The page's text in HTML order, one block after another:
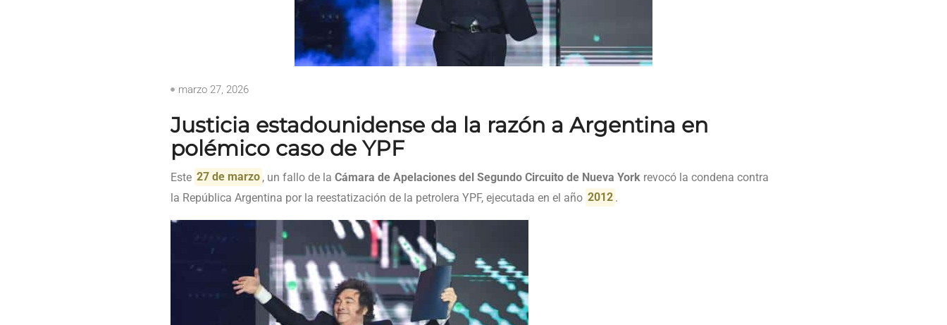
marzo 27, 2026
Justicia estadounidense da la razón a Argentina en
polémico caso de YPF
Este 27 de marzo , un fallo de laCámara de Apelaciones del Segundo Circuito de Nueva York revocó la condena contra
la República Argentina por la reestatización de la petrolera YPF, ejecutada en el año 2012 .